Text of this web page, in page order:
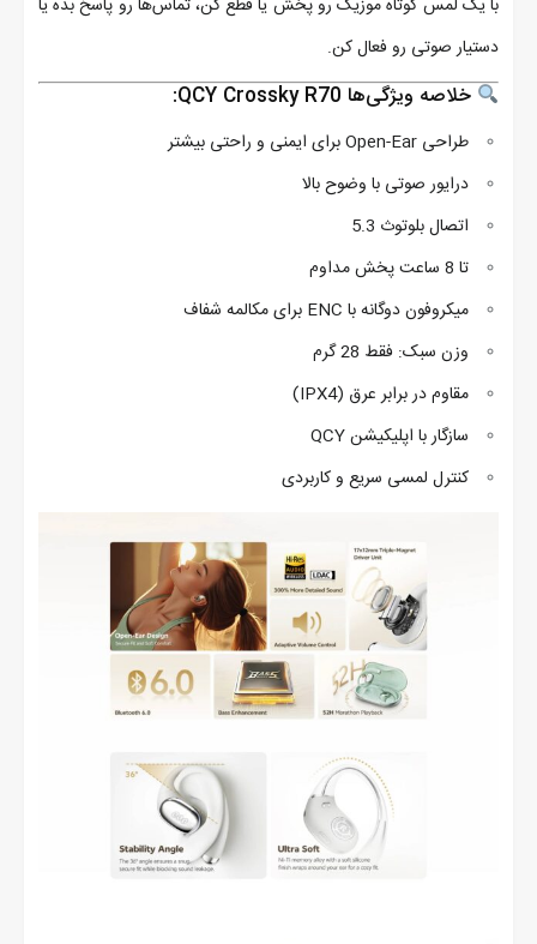
با یک لمس کوتاه موزیک رو پخش یا قطع کن، تماس‌ها رو پاسخ بده یا
دستیار صوتی رو فعال کن.
خلاصه ویژگی‌ها QCY Crossky R70:
طراحی Open-Ear برای ایمنی و راحتی بیشتر
درایور صوتی با وضوح بالا
اتصال بلوتوث 5.3
تا 8 ساعت پخش مداوم
میکروفون دوگانه با ENC برای مکالمه شفاف
وزن سبک: فقط 28 گرم
مقاوم در برابر عرق (IPX4)
سازگار با اپلیکیشن QCY
کنترل لمسی سریع و کاربردی